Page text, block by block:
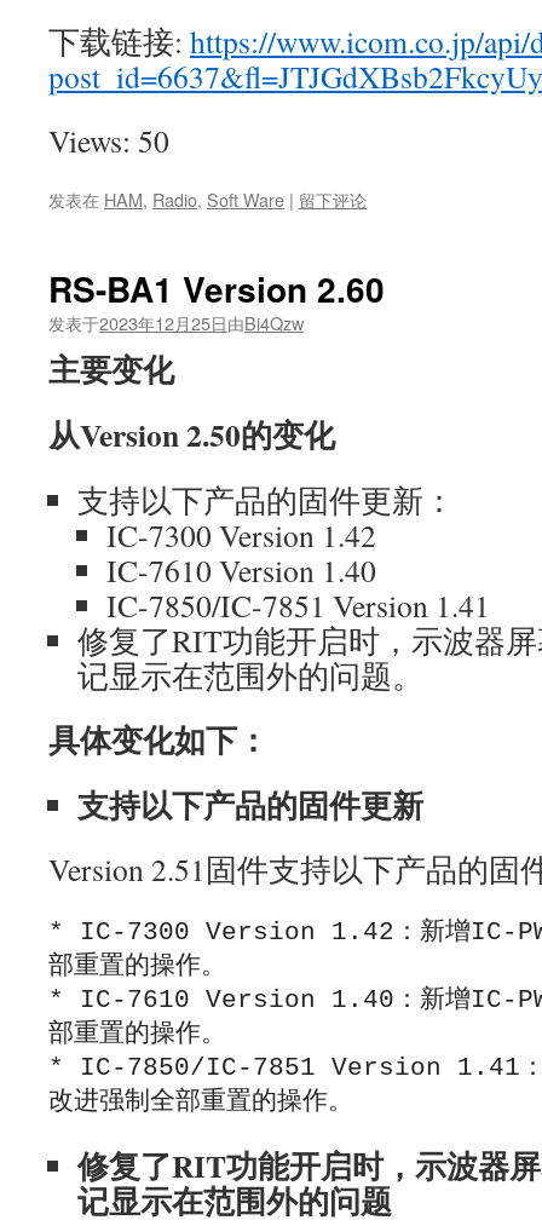
下载链接: https://www.icom.co.jp/api/
Views: 50
发表在 HAM, Radio, Soft Ware | 留下评论
RS-BA1 Version 2.60
发表于2023年12月25日由Bi4Qzw
主要变化
从Version 2.50的变化
支持以下产品的固件更新：
IC-7300 Version 1.42
IC-7610 Version 1.40
IC-7850/IC-7851 Version 1.41
修复了RIT功能开启时，示波器
记显示在范围外的问题。
具体变化如下：
支持以下产品的固件更新
Version 2.51固件支持以下产品的固
* IC-7300 Version 1.42：新增IC-PW2
部重置的操作。
* IC-7610 Version 1.40：新增IC-PW2
部重置的操作。
* IC-7850/IC-7851 Version 1.41：
修复了RIT功能开启时，示波器
记显示在范围外的问题